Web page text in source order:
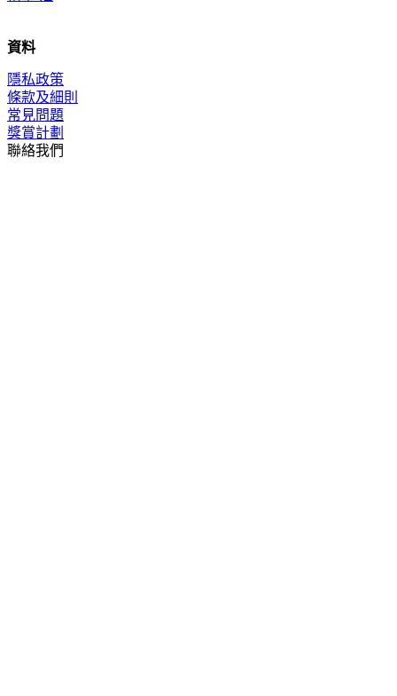
資料
隱私政策
條款及細則
常見問題
獎賞計劃
聯絡我們